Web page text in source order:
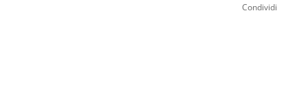
Condividi